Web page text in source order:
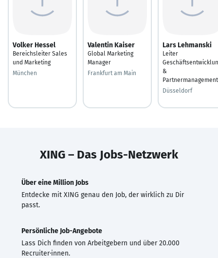
Volker Hessel
Bereichsleiter Sales
und Marketing
München
Valentin Kaiser
Global Marketing
Manager
Frankfurt am Main
Lars Lehmanski
Leiter
&
Partnermanagement
Düsseldorf
XING – Das Jobs-Netzwerk
Über eine Million Jobs
Entdecke mit XING genau den Job, der wirklich zu Dir
passt.
Persönliche Job-Angebote
Lass Dich finden von Arbeitgebern und über 20.000
Recruiter·innen.